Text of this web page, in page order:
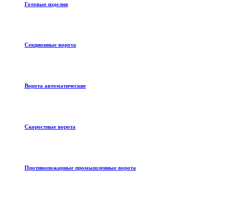
Готовые изделия
Секционные ворота
Ворота автоматические
Скоростные ворота
Противопожарные промышленные ворота